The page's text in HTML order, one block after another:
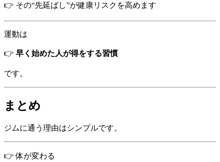
👉 その“先延ばし”が健康リスクを高めます
運動は
👉 早く始めた人が得をする習慣
です。
まとめ
ジムに通う理由はシンプルです。
👉 体が変わる